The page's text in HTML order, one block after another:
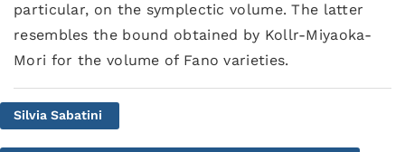
particular, on the symplectic volume. The latter
resembles the bound obtained by Kollr-Miyaoka-
Mori for the volume of Fano varieties.
Silvia Sabatini